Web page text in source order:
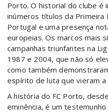
Porto. O historial do clube é
inúmeros títulos da Primeira
Portugal e uma presença
europeias. Os marcos mais
campanhas triunfantes na
1987 e 2004, que não só
como também
espírito de luta que vieram a
A história do FC Porto,
eminência, é um